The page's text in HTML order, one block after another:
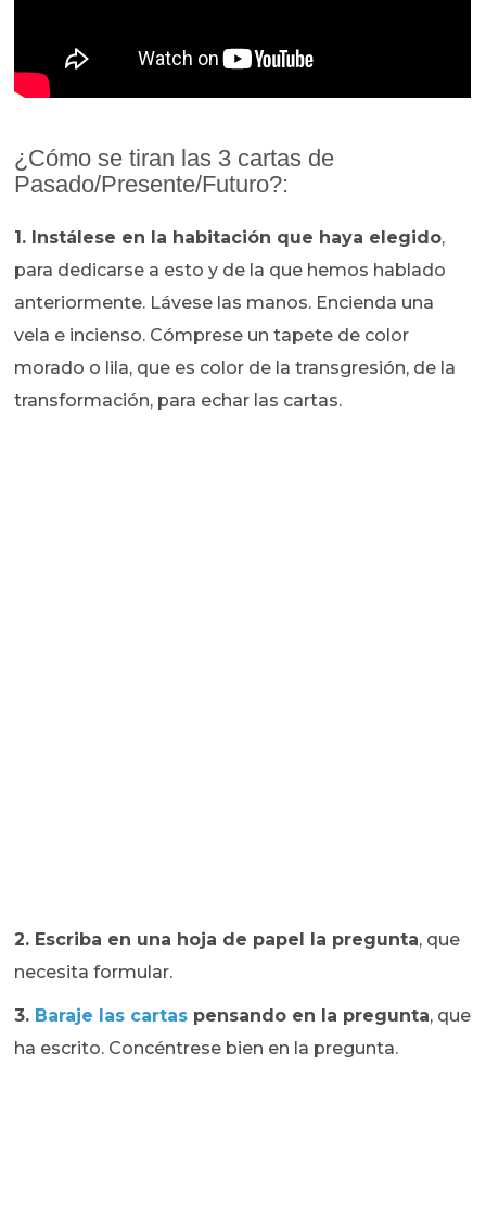
¿Cómo se tiran las 3 cartas de
Pasado/Presente/Futuro?:
1. Instálese en la habitación que haya elegido,
para dedicarse a esto y de la que hemos hablado
anteriormente. Lávese las manos. Encienda una
vela e incienso. Cómprese un tapete de color
morado o lila, que es color de la transgresión, de la
transformación, para echar las cartas.
2. Escriba en una hoja de papel la pregunta, que
necesita formular.
3. Baraje las cartas pensando en la pregunta, que
ha escrito. Concéntrese bien en la pregunta.